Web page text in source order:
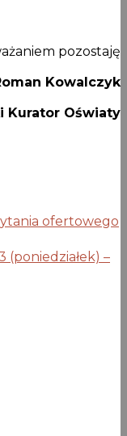
pozostaję
Kowalczyk
Kurator Oświaty
ofertowego
(poniedziałek) –